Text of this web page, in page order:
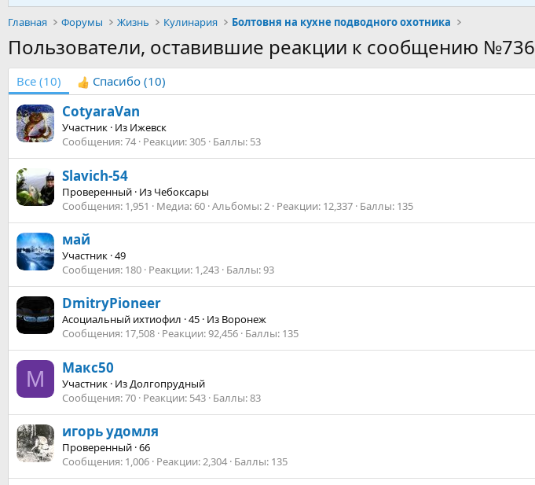
Главная Форумы Жизнь Кулинария Болтовня на кухне подводного охотника
Пользователи, оставившие реакции к сообщению №736
Все (10) Спасибо (10)
CotyaraVan
Участник · Из Ижевск
Сообщения 74 Реакции 305 Баллы 53
Slavich-54
Проверенный · Из Чебоксары
Сообщения 1,951 Медиа 60 Альбомы 2 Реакции 12,337 Баллы 135
май
Участник ·49
Сообщения 180 Реакции 1,243 Баллы 93
DmitryPioneer
Асоциальный ихтиофил ·45 · Из Воронеж
Сообщения 17,508 Реакции 92,456 Баллы 135
М Макс50
Участник · Из Долгопрудный
Сообщения 70 Реакции 543 Баллы 83
игорь удомля
Проверенный ·66
Сообщения 1,006 Реакции 2,304 Баллы 135